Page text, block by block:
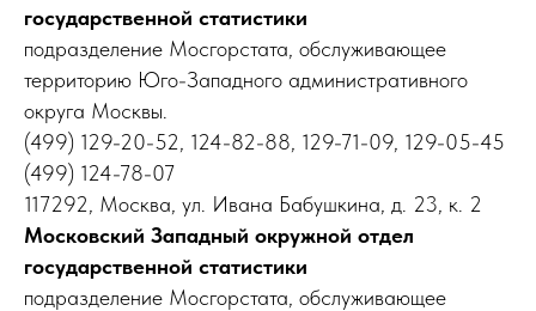
государственной статистики
подразделение Мосгорстата, обслуживающее
территорию Юго-Западного административного
округа Москвы.
(499) 129-20-52, 124-82-88, 129-71-09, 129-05-45
(499) 124-78-07
117292, Москва, ул. Ивана Бабушкина, д. 23, к. 2
Московский Западный окружной отдел
государственной статистики
подразделение Мосгорстата, обслуживающее